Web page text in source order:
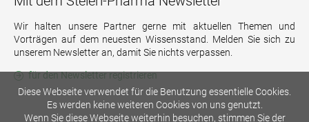
Wir halten unsere Partner gerne mit aktuellen Themen und
Vorträgen auf dem neuesten Wissensstand. Melden Sie sich zu
unserem Newsletter an, damit Sie nichts verpassen.
für den Newsletter registrieren
Diese Webseite verwendet für die Benutzung essentielle Cookies.
Es werden keine weiteren Cookies von uns genutzt.
Wenn Sie diese Webseite weiterhin besuchen, stimmen Sie der